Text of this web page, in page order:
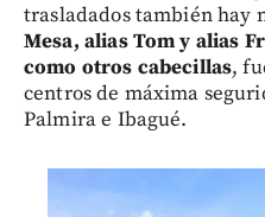
trasladados también hay
Mesa, alias Tom y alias
como otros cabecillas,
centros de máxima
Palmira e Ibagué.